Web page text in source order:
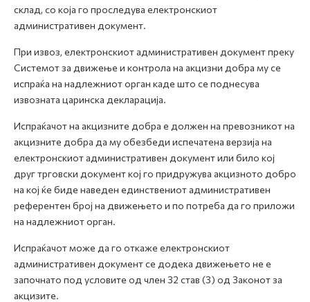
склад, со која го проследува електронскиот
административен документ.
При извоз, електронскиот административен документ преку
Системот за движење и контрола на акцизни добра му се
испраќа на надлежниот орган каде што се поднесува
извозната царинска декларација.
Испраќачот на акцизните добра е должен на превозникот на
акцизните добра да му обезбеди испечатена верзија на
електронскиот административен документ или било кој
друг трговски документ кој го придружува акцизното добро
на кој ќе биде наведен единствениот административен
референтен број на движењето и по потреба да го приложи
на надлежниот орган.
Испраќачот може да го откаже електронскиот
административен документ се додека движењето не е
започнато под условите од член 32 став (3) од Законот за
акцизите.